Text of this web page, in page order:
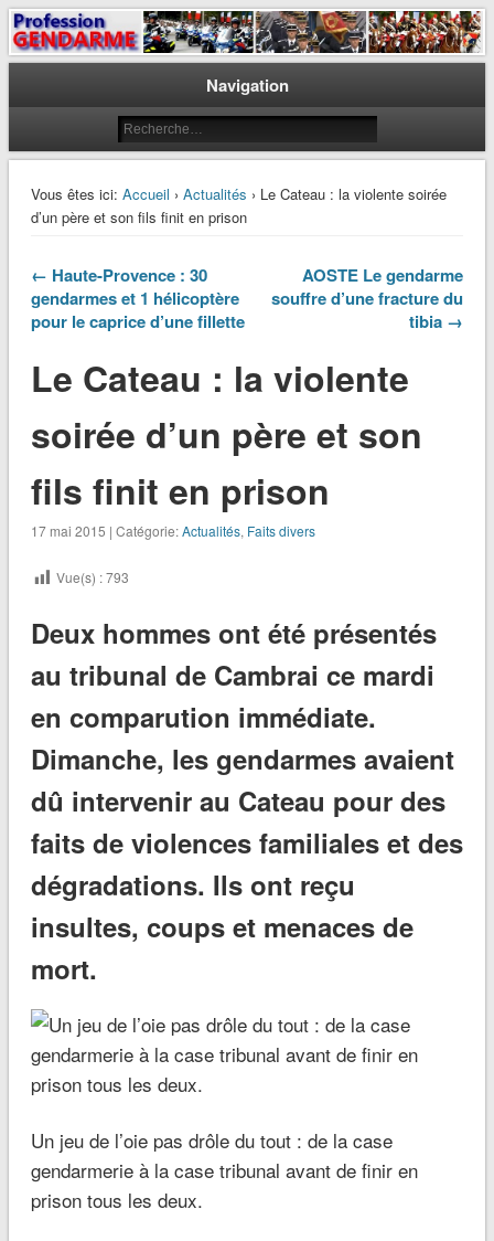
Profession Gendarme
Le journal des gendarmes
Navigation
Vous êtes ici: Accueil › Actualités › Le Cateau : la violente soirée
d’un père et son fils finit en prison
← Haute-Provence : 30
gendarmes et 1 hélicoptère
pour le caprice d’une fillette
AOSTE Le gendarme
souffre d’une fracture du
tibia →
Le Cateau : la violente
soirée d’un père et son
fils finit en prison
17 mai 2015 | Catégorie:Actualités, Faits divers
Vue(s) :793
Deux hommes ont été présentés
au tribunal de Cambrai ce mardi
en comparution immédiate.
Dimanche, les gendarmes avaient
dû intervenir au Cateau pour des
faits de violences familiales et des
dégradations. Ils ont reçu
insultes, coups et menaces de
mort.
Un jeu de l’oie pas drôle du tout : de la case
gendarmerie à la case tribunal avant de finir en
prison tous les deux.